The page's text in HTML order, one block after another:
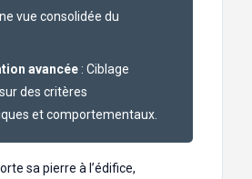
vue consolidée du
avancée : Ciblage
des critères
et comportementaux.
sa pierre à l’édifice,